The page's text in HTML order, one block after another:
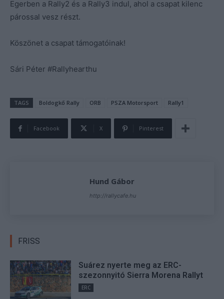
Egerben a Rally2 és a Rally3 indul, ahol a csapat kilenc
párossal vesz részt.
Köszönet a csapat támogatóinak!
Sári Péter #Rallyhearthu
TAGS Boldogkő Rally ORB PSZA Motorsport Rally1
Facebook X Pinterest
Hund Gábor
http://rallycafe.hu
FRISS
Suárez nyerte meg az ERC-
szezonnyitó Sierra Morena Rallyt
ERC